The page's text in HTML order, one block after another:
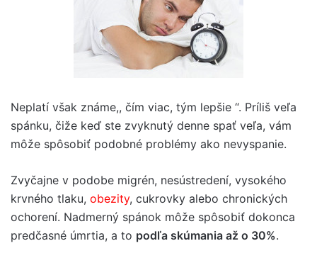
Neplatí však známe,, čím viac, tým lepšie “. Príliš veľa
spánku, čiže keď ste zvyknutý denne spať veľa, vám
môže spôsobiť podobné problémy ako nevyspanie.
Zvyčajne v podobe migrén, nesústredení, vysokého
krvného tlaku, obezity, cukrovky alebo chronických
ochorení. Nadmerný spánok môže spôsobiť dokonca
predčasné úmrtia, a to podľa skúmania až o 30%.